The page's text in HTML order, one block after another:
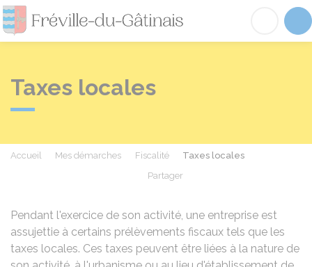
Fréville-du-
Taxes locales
Accueil Mes démarches Fiscalité
Taxes locales
Partager
Pendant l'exercice de son activité, une entreprise est
assujettie à certains prélèvements fiscaux tels que les
taxes locales. Ces taxes peuvent être liées à la nature de